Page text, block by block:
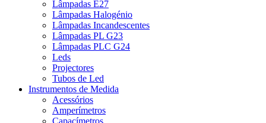
Lâmpadas E27
Lâmpadas Halogénio
Lâmpadas Incandescentes
Lâmpadas PL G23
Lâmpadas PLC G24
Leds
Projectores
Tubos de Led
Instrumentos de Medida
Acessórios
Amperímetros
Capacímetros